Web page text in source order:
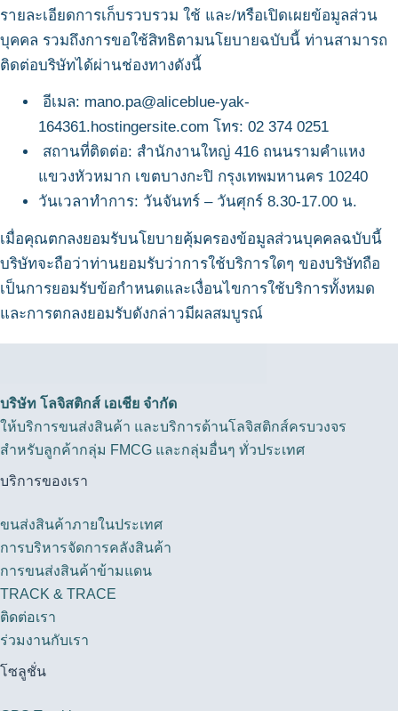
รายละเอียดการเก็บรวบรวม ใช้ และ/หรือเปิดเผยข้อมูลส่วน
บุคคล รวมถึงการขอใช้สิทธิตามนโยบายฉบับนี้ ท่านสามารถ
ติดต่อบริษัทได้ผ่านช่องทางดังนี้
อีเมล: mano.pa@aliceblue-yak-
164361.hostingersite.com โทร: 02 374 0251
สถานที่ติดต่อ: สำนักงานใหญ่ 416 ถนนรามคำแหง
แขวงหัวหมาก เขตบางกะปิ กรุงเทพมหานคร 10240
วันเวลาทำการ: วันจันทร์ – วันศุกร์ 8.30-17.00 น.
เมื่อคุณตกลงยอมรับนโยบายคุ้มครองข้อมูลส่วนบุคคลฉบับนี้
บริษัทจะถือว่าท่านยอมรับว่าการใช้บริการใดๆ ของบริษัทถือ
เป็นการยอมรับข้อกำหนดและเงื่อนไขการใช้บริการทั้งหมด
และการตกลงยอมรับดังกล่าวมีผลสมบูรณ์
บริษัท โลจิสติกส์ เอเชีย จำกัด
ให้บริการขนส่งสินค้า และบริการด้านโลจิสติกส์ครบวงจร
สำหรับลูกค้ากลุ่ม FMCG และกลุ่มอื่นๆ ทั่วประเทศ
บริการของเรา
ขนส่งสินค้าภายในประเทศ
การบริหารจัดการคลังสินค้า
การขนส่งสินค้าข้ามแดน
TRACK & TRACE
ติดต่อเรา
ร่วมงานกับเรา
โซลูชั่น